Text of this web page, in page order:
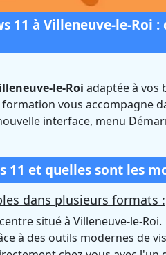
11 à
de-
Qualiopi et éligible CPF
11 à Villeneuve-le-Roi
le-Roi adaptée à vos
vous accompagne
interface, menu
11 et quelles sont les
dans plusieurs formats :
situé à Villeneuve-le-Roi.
à des outils modernes de